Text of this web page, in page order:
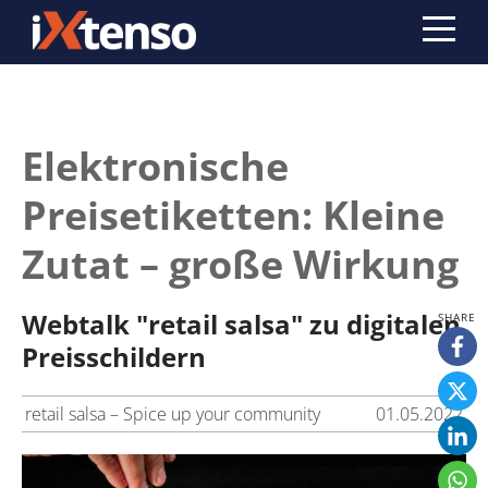
Elektronische
Preisetiketten: Kleine
Zutat – große Wirkung
Webtalk "retail salsa" zu digitalen
Preisschildern
retail salsa – Spice up your community 01.05.2022